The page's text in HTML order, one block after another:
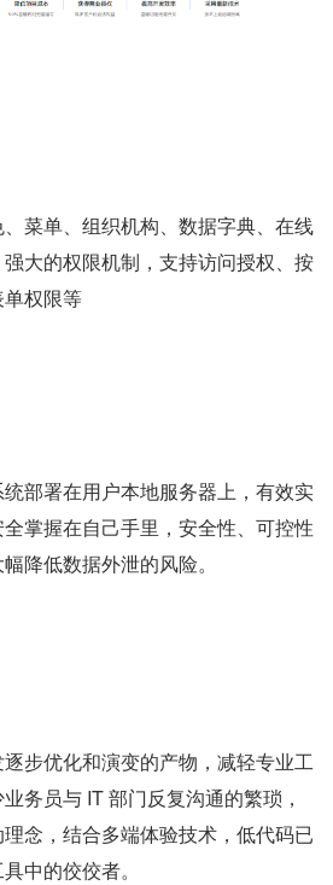
菜单、组织机构、数据字典、在线
大的权限机制，支持访问授权、按
权限等
部署在用户本地服务器上，有效实
掌握在自己手里，安全性、可控性
降低数据外泄的风险。
步优化和演变的产物，减轻专业工
务员与 IT 部门反复沟通的繁琐，
念，结合多端体验技术，低代码已
中的佼佼者。